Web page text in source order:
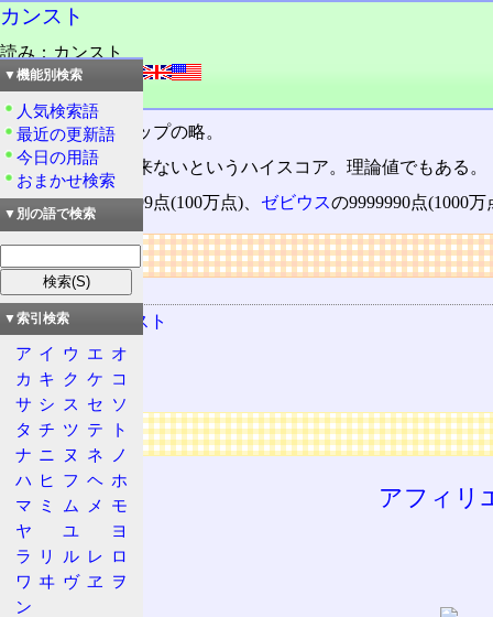
カンスト
読み：カンスト
外語：counter stop
品詞：さ変名詞
カウンターストップの略。
これ以上表示出来ないというハイスコア。理論値でもある。
テトリスの999999点(100万点)、 ゼビウスの9999990点(1000
リンク
関連する用語
スコアカンスト
テトリス
ゼビウス
広告
アフィリ
▼機能別検索
人気検索語
最近の更新語
今日の用語
おまかせ検索
▼別の語で検索
▼索引検索
ア イ ウ エ オ
カ キ ク ケ コ
サ シ ス セ ソ
タ チ ツ テ
ト
ナ ニ ヌ ネ
ノ
ハ ヒ フ ヘ ホ
マ ミ ム メ
モ
ヤ
ユ
ヨ
ラ
リ ル レ ロ
ワ ヰ ヴ ヱ
ヲ
ン